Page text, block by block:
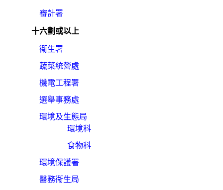
審計署
十六劃或以上
衞生署
蔬菜統營處
機電工程署
選舉事務處
環境及生態局
環境科
食物科
環境保護署
醫務衞生局